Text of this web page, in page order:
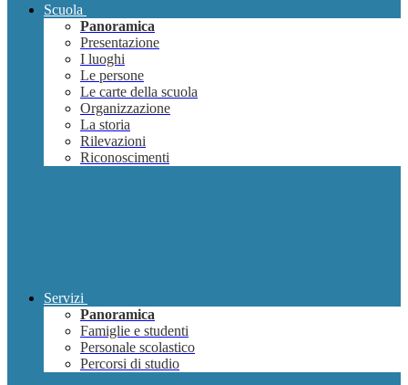
Scuola
Panoramica
Presentazione
I luoghi
Le persone
Le carte della scuola
Organizzazione
La storia
Rilevazioni
Riconoscimenti
Servizi
Panoramica
Famiglie e studenti
Personale scolastico
Percorsi di studio